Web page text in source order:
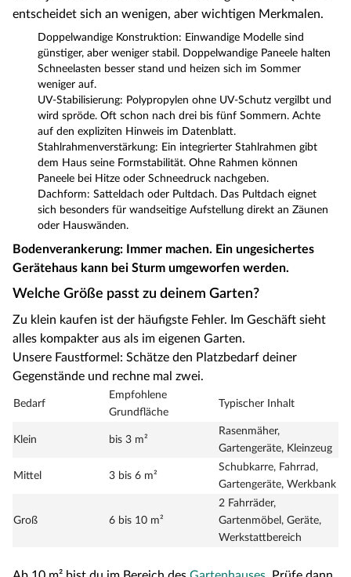
entscheidet sich an wenigen, aber wichtigen Merkmalen.
Doppelwandige Konstruktion: Einwandige Modelle sind
günstiger, aber weniger stabil. Doppelwandige Paneele halten
Schneelasten besser stand und heizen sich im Sommer
weniger auf.
UV-Stabilisierung: Polypropylen ohne UV-Schutz vergilbt und
wird spröde. Oft schon nach drei bis fünf Sommern. Achte
auf den expliziten Hinweis im Datenblatt.
Stahlrahmenverstärkung: Ein integrierter Stahlrahmen gibt
dem Haus seine Formstabilität. Ohne Rahmen können
Paneele bei Hitze oder Schneedruck nachgeben.
Dachform: Satteldach oder Pultdach. Das Pultdach eignet
sich besonders für wandseitige Aufstellung direkt an Zäunen
oder Hauswänden.
Bodenverankerung: Immer machen. Ein ungesichertes
Gerätehaus kann bei Sturm umgeworfen werden.
Welche Größe passt zu deinem Garten?
Zu klein kaufen ist der häufigste Fehler. Im Geschäft sieht
alles kompakter aus als im eigenen Garten.
Unsere Faustformel: Schätze den Platzbedarf deiner
Gegenstände und rechne mal zwei.
Bedarf
Empfohlene
Grundfläche
Typischer Inhalt
Klein bis 3 m²
Rasenmäher,
Gartengeräte, Kleinzeug
Mittel 3 bis 6 m²
Schubkarre, Fahrrad,
Gartengeräte, Werkbank
Groß 6 bis 10 m²
2 Fahrräder,
Gartenmöbel, Geräte,
Werkstattbereich